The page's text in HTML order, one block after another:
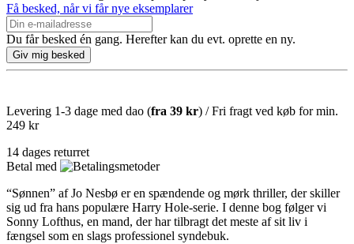
Få besked, når vi får nye eksemplarer
Du får besked én gang. Herefter kan du evt. oprette en ny.
Levering 1-3 dage med dao (fra 39 kr) / Fri fragt ved køb for min.
249 kr
14 dages returret
Betal med
“Sønnen” af Jo Nesbø er en spændende og mørk thriller, der skiller
sig ud fra hans populære Harry Hole-serie. I denne bog følger vi
Sonny Lofthus, en mand, der har tilbragt det meste af sit liv i
fængsel som en slags professionel syndebuk.